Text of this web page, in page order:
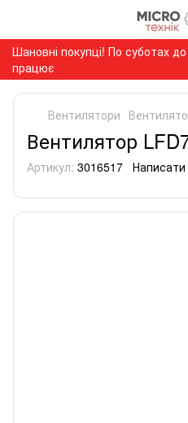
Шановні покупці! По суботах
працює
Вентилятори
Вентилятор
Артикул: 3016517 Написати